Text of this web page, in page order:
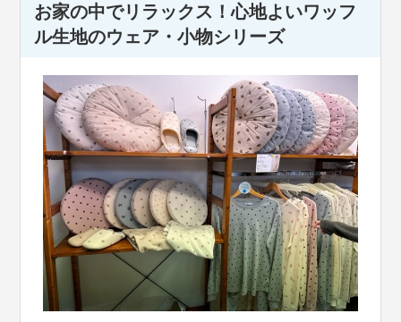
お家の中でリラックス！心地よいワッフ
ル生地のウェア・小物シリーズ